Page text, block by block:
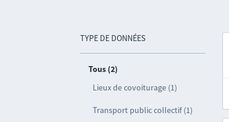
TYPE DE DONNÉES
Tous (2)
Lieux de covoiturage (1)
Transport public collectif (1)